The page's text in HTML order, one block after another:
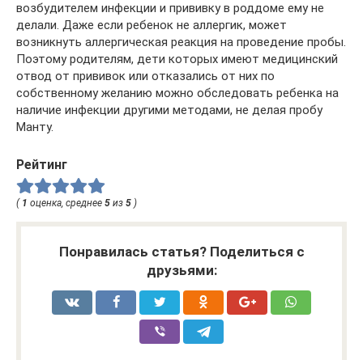
возбудителем инфекции и прививку в роддоме ему не
делали. Даже если ребенок не аллергик, может
возникнуть аллергическая реакция на проведение пробы.
Поэтому родителям, дети которых имеют медицинский
отвод от прививок или отказались от них по
собственному желанию можно обследовать ребенка на
наличие инфекции другими методами, не делая пробу
Манту.
Рейтинг
( 1 оценка, среднее 5 из 5 )
Понравилась статья? Поделиться с
друзьями: